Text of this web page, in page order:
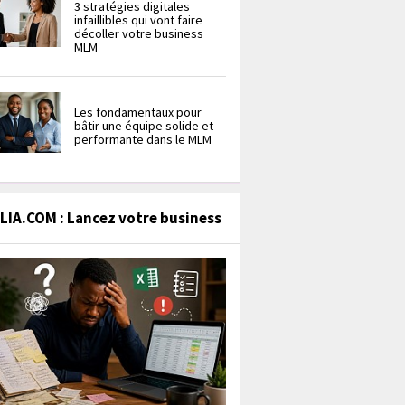
3 stratégies digitales
infaillibles qui vont faire
décoller votre business
MLM
Les fondamentaux pour
bâtir une équipe solide et
performante dans le MLM
: Lancez votre business